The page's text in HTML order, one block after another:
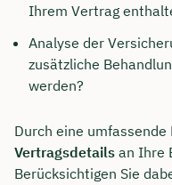
Ihrem Vertrag
Analyse der
zusätzliche
werden?
Durch eine
Vertragsdetails an Ihre
Berücksichtigen Sie